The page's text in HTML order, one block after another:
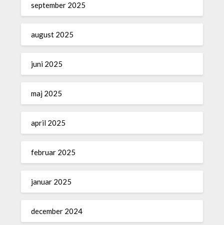
september 2025
august 2025
juni 2025
maj 2025
april 2025
februar 2025
januar 2025
december 2024